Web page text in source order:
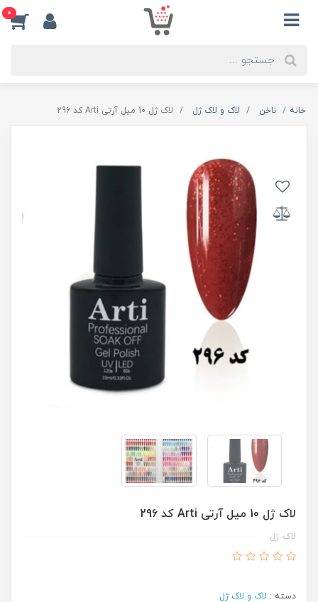
0
خانه ناخن لاک و لاک ژل لاک ژل 10 میل آرتی Arti کد 296
لاک ژل 10 میل آرتی Arti کد 296
لاک ژل
دسته : لاک و لاک ژل